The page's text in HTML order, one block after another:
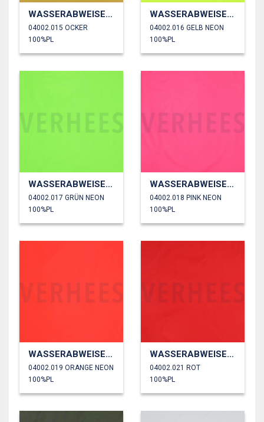
WASSERABWEISEND
04002.015 OCKER
100%PL
WASSERABWEISEND
04002.016 GELB NEON
100%PL
WASSERABWEISEND
04002.017 GRÜN NEON
100%PL
WASSERABWEISEND
04002.018 PINK NEON
100%PL
WASSERABWEISEND
04002.019 ORANGE NEON
100%PL
WASSERABWEISEND
04002.021 ROT
100%PL